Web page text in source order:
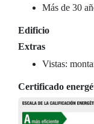
Más de 30
Edificio
Extras
Vistas:
Certificado